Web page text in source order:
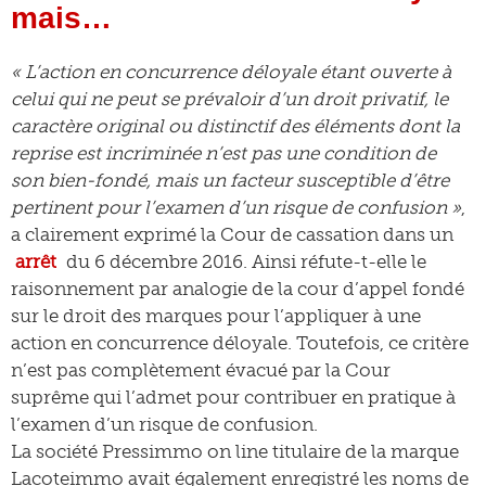
mais…
« L’action en concurrence déloyale étant ouverte à
celui qui ne peut se prévaloir d’un droit privatif, le
caractère original ou distinctif des éléments dont la
reprise est incriminée n’est pas une condition de
son bien-fondé, mais un facteur susceptible d’être
pertinent pour l’examen d’un risque de confusion »,
a clairement exprimé la Cour de cassation dans un
arrêt du 6 décembre 2016. Ainsi réfute-t-elle le
raisonnement par analogie de la cour d’appel fondé
sur le droit des marques pour l’appliquer à une
action en concurrence déloyale. Toutefois, ce critère
n’est pas complètement évacué par la Cour
suprême qui l’admet pour contribuer en pratique à
l’examen d’un risque de confusion.
La société Pressimmo on line titulaire de la marque
Lacoteimmo avait également enregistré les noms de